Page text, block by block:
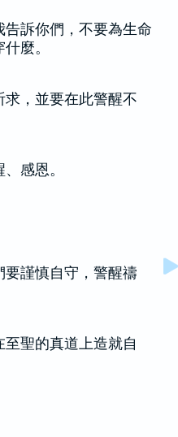
訴你們，不要為生命
麼。
，並要在此警醒不
感恩。
謹慎自守，警醒禱
聖的真道上造就自